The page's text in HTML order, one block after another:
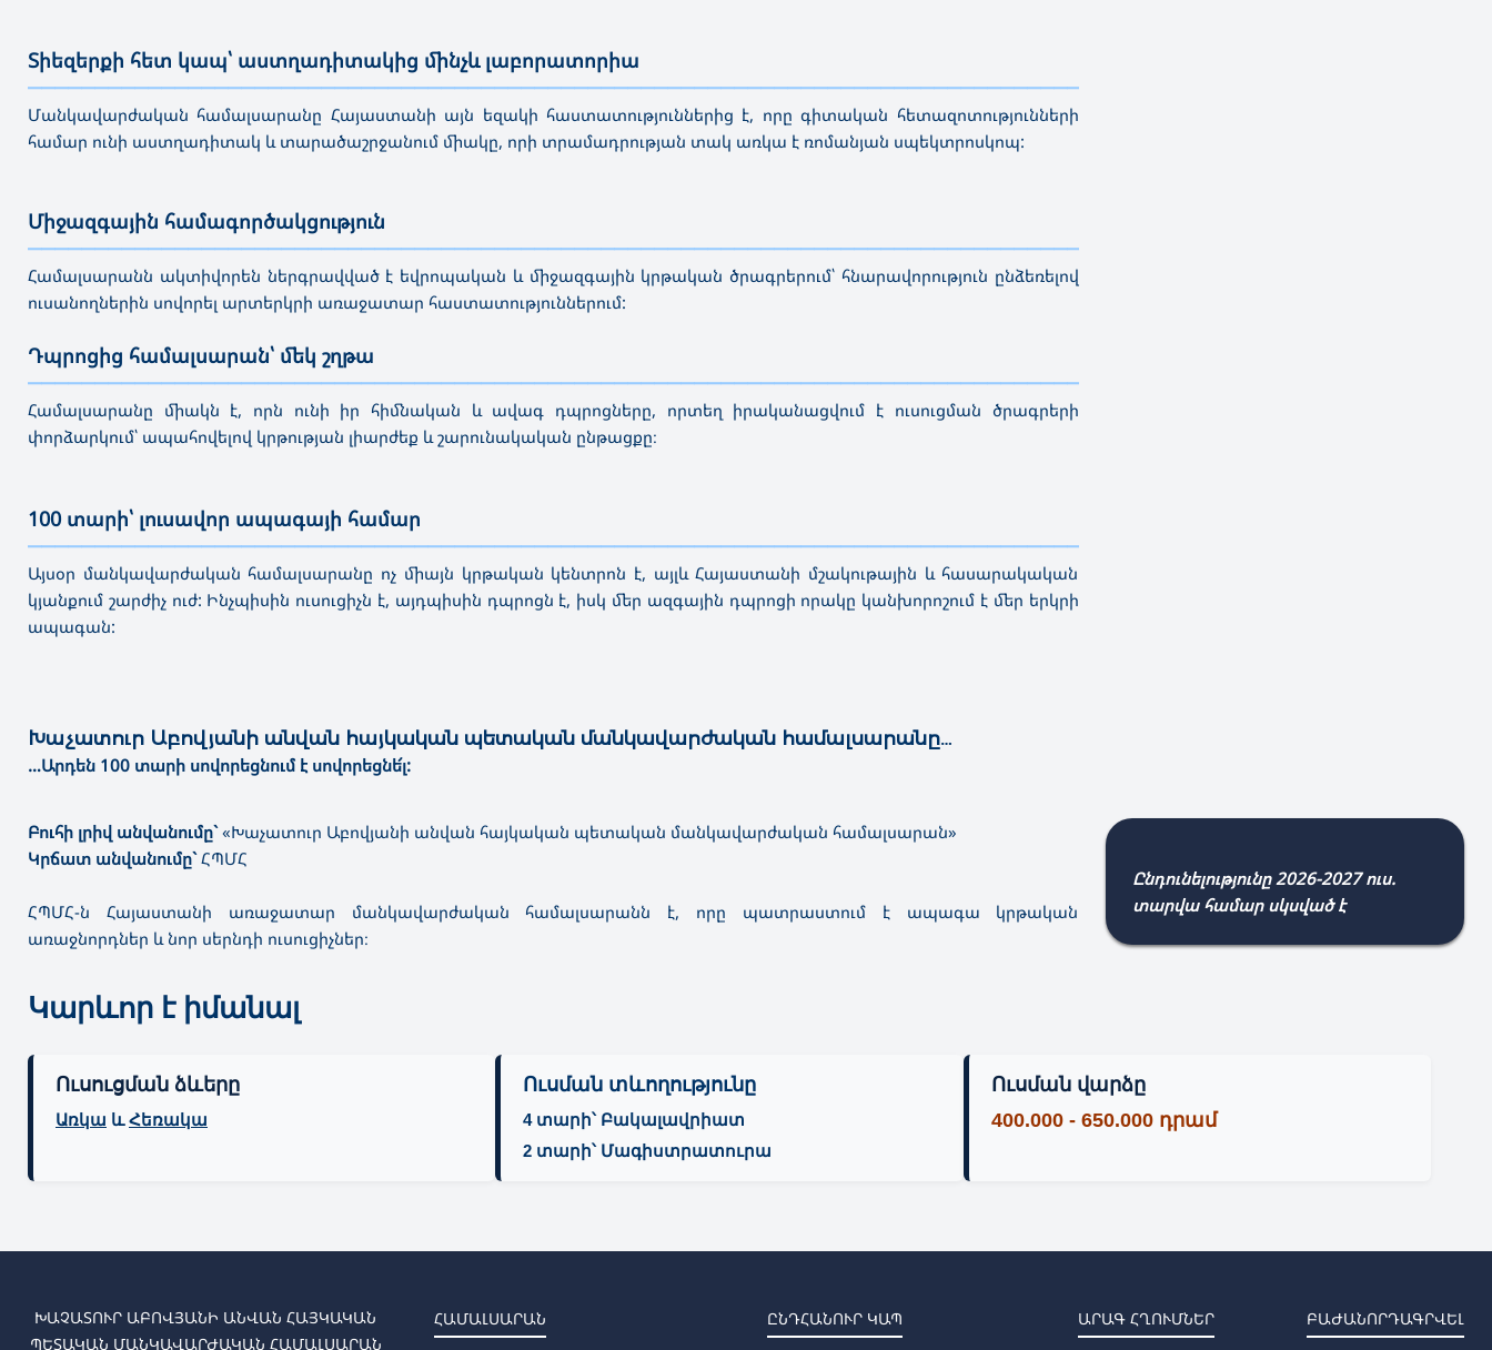
Տիեզերքի հետ կապ՝ աստղադիտակից մինչև լաբորատորիա
————————————————————————————————————————————————————————————————————————————————————
Մանկավարժական համալսարանը Հայաստանի այն եզակի հաստատություններից է, որը գիտական հետազոտությունների
համար ունի աստղադիտակ և տարածաշրջանում միակը, որի տրամադրության տակ առկա է ռոմանյան սպեկտրոսկոպ:
Միջազգային համագործակցություն
————————————————————————————————————————————————————————————————————————————————————
Համալսարանն ակտիվորեն ներգրավված է եվրոպական և միջազգային կրթական ծրագրերում՝ հնարավորություն ընձեռելով
ուսանողներին սովորել արտերկրի առաջատար հաստատություններում:
Դպրոցից համալսարան՝ մեկ շղթա
————————————————————————————————————————————————————————————————————————————————————
Համալսարանը միակն է, որն ունի իր հիմնական և ավագ դպրոցները, որտեղ իրականացվում է ուսուցման ծրագրերի
փորձարկում՝ ապահովելով կրթության լիարժեք և շարունակական ընթացքը։
100 տարի՝ լուսավոր ապագայի համար
————————————————————————————————————————————————————————————————————————————————————
Այսօր մանկավարժական համալսարանը ոչ միայն կրթական կենտրոն է, այլև Հայաստանի մշակութային և հասարակական
կյանքում շարժիչ ուժ: Ինչպիսին ուսուցիչն է, այդպիսին դպրոցն է, իսկ մեր ազգային դպրոցի որակը կանխորոշում է մեր երկրի
ապագան:
Խաչատուր Աբովյանի անվան հայկական պետական մանկավարժական համալսարանը…
…Արդեն 100 տարի սովորեցնում է սովորեցնե՜լ:
Բուհի լրիվ անվանումը`«Խաչատուր Աբովյանի անվան հայկական պետական մանկավարժական համալսարան»
Կրճատ անվանումը`ՀՊՄՀ
ՀՊՄՀ-ն Հայաստանի առաջատար մանկավարժական համալսարանն է, որը պատրաստում է ապագա կրթական
առաջնորդներ և նոր սերնդի ուսուցիչներ։
Ընդունելությունը 2026-2027 ուս.
տարվա համար սկսված է
Կարևոր է իմանալ
Ուսուցման ձևերը
Առկա ևՀեռակա
Ուսման տևողությունը
4 տարի՝ Բակալավրիատ
2 տարի՝ Մագիստրատուրա
Ուսման վարձը
400.000 - 650.000 դրամ
ԽԱՉԱՏՈՒՐ ԱԲՈՎՅԱՆԻ ԱՆՎԱՆ ՀԱՅԿԱԿԱՆ
ՊԵՏԱԿԱՆ ՄԱՆԿԱՎԱՐԺԱԿԱՆ ՀԱՄԱԼՍԱՐԱՆ
ՀԱՄԱԼՍԱՐԱՆ
ԸՆԴՀԱՆՈՒՐ ԿԱՊ
ԱՐԱԳ ՀՂՈՒՄՆԵՐ
ԲԱԺԱՆՈՐԴԱԳՐՎԵԼ